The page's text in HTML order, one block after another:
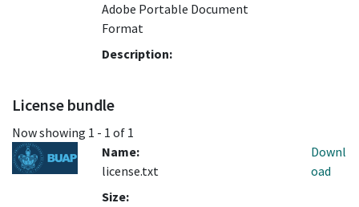
Adobe Portable Document
Format
Description:
License bundle
Now showing 1 - 1 of 1
Name:
license.txt
Size:
Downl
oad